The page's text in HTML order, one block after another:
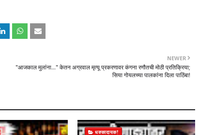
NEWER
​"आजकाल मुलांना..." केतन अग्रवाल मृत्यू प्रकरणावर कंगना रणौतची मोठी प्रतिक्रिया;
सिया गोयलच्या पालकांना दिला पाठिंबा!
धक्कादायक!